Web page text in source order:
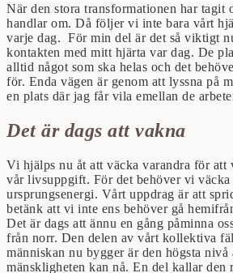
När den stora transformationen har tagit
handlar om. Då följer vi inte bara vårt
varje dag. För min del är det så viktigt
kontakten med mitt hjärta var dag. De
alltid något som ska helas och det
för. Enda vägen är genom att lyssna på
en plats där jag får vila emellan de
Det är dags att vakna
Vi hjälps nu åt att väcka varandra för att
vår livsuppgift. För det behöver vi väcka
ursprungsenergi. Vårt uppdrag är att
betänk att vi inte ens behöver gå
Det är dags att ännu en gång påminna
från norr. Den delen av vårt kollektiva
människan nu bygger är den högsta nivå
mänskligheten kan nå. En del kallar den